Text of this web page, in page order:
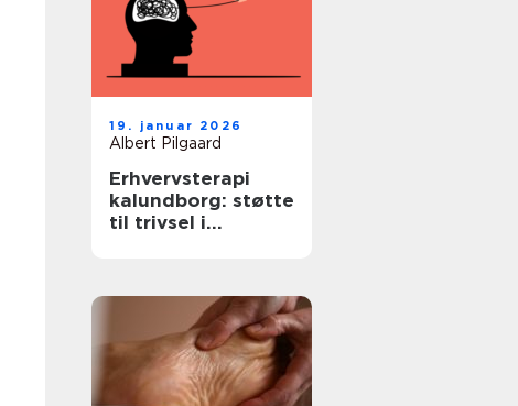
19. januar 2026
Albert Pilgaard
Erhvervsterapi
kalundborg: støtte
til trivsel i